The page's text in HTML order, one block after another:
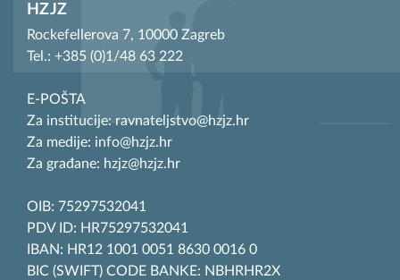
HZJZ
Rockefellerova 7, 10000 Zagreb
Tel.: +385 (0)1/48 63 222
E-POŠTA
Za institucije: ravnateljstvo@hzjz.hr
Za medije: info@hzjz.hr
Za građane: hzjz@hzjz.hr
OIB: 75297532041
PDV ID: HR75297532041
IBAN: HR12 1001 0051 8630 0016 0
BIC (SWIFT) CODE BANKE: NBHRHR2X